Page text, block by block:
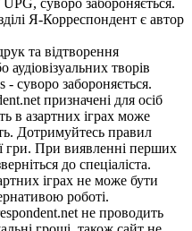
Я-Корреспондент є автор
та відтворення
аудіовізуальних творів
суворо забороняється.
призначені для осіб
в азартних іграх може
Дотримуйтесь правил
гри. При виявленні перших
до спеціаліста.
іграх не може бути
роботі.
не проводить